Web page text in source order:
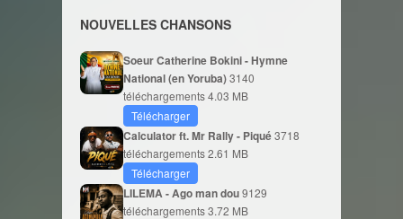
NOUVELLES CHANSONS
Soeur Catherine Bokini - Hymne
National (en Yoruba)3140
téléchargements4.03 MB
Télécharger
Calculator ft. Mr Rally - Piqué3718
téléchargements2.61 MB
Télécharger
LILEMA - Ago man dou9129
téléchargements3.72 MB